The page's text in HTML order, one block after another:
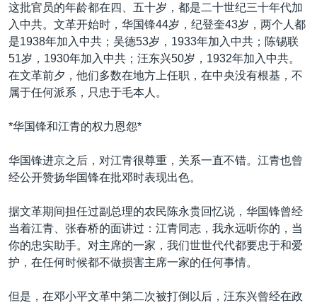
这批官员的年龄都在四、五十岁，都是二十世纪三十年代加
入中共。文革开始时，华国锋44岁，纪登奎43岁，两个人都
是1938年加入中共；吴德53岁，1933年加入中共；陈锡联
51岁，1930年加入中共；汪东兴50岁，1932年加入中共。
在文革前夕，他们多数在地方上任职，在中央没有根基，不
属于任何派系，只忠于毛本人。
*华国锋和江青的权力恩怨*
华国锋进京之后，对江青很尊重，关系一直不错。江青也曾
经公开赞扬华国锋在批邓时表现出色。
据文革期间担任过副总理的农民陈永贵回忆说，华国锋曾经
当着江青、张春桥的面讲过：江青同志，我永远听你的，当
你的忠实助手。对主席的一家，我们世世代代都要忠于和爱
护，在任何时候都不做损害主席一家的任何事情。
但是，在邓小平文革中第二次被打倒以后，汪东兴曾经在政